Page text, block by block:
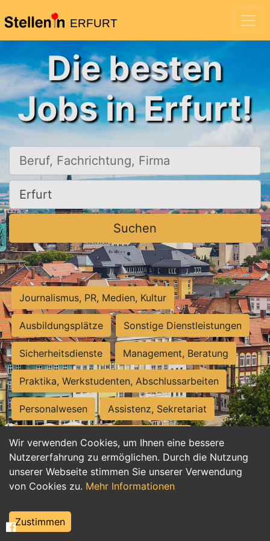
ERFURT
Wir verwenden Cookies, um Ihnen eine bessere
Nutzererfahrung zu ermöglichen. Durch die Nutzung
unserer Webseite stimmen Sie unserer Verwendung
von Cookies zu. Mehr Informationen
Zustimmen
Die besten
Jobs in Erfurt!
Beruf, Fachrichtung, Firma
Ort, Stadt
Suchen
Journalismus, PR, Medien, Kultur
Ausbildungsplätze Sonstige Dienstleistungen
Sicherheitsdienste Management, Beratung
Praktika, Werkstudenten, Abschlussarbeiten
Personalwesen Assistenz, Sekretariat
Hilfskräfte, Aushilfs- und Nebenjobs
Einkauf, Logistik, Materialwirtschaft
Weiterbildung, Studium, duale Ausbildung
Tourismus